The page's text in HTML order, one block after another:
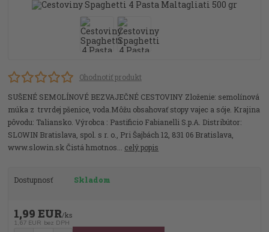
Ohodnotiť produkt
SUŠENÉ SEMOLÍNOVÉ BEZVAJEČNÉ CESTOVINY Zloženie: semolínová
múka z trvrdej pšenice, voda.Môžu obsahovať stopy vajec a sóje. Krajina
pôvodu: Taliansko. Výrobca : Pastificio Fabianelli S.p.A. Distribútor:
SLOWIN Bratislava, spol. s r. o., Pri Šajbách 12, 831 06 Bratislava,
www.slowin.sk Čistá hmotnos... celý popis
Dostupnosť Skladom
1,99 EUR/ks
1,67 EUR bez DPH